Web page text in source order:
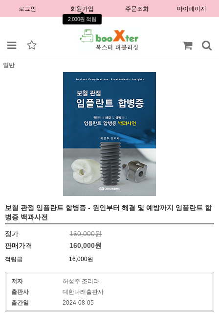
로그인 회원가입
2,000원 적립
주문조회 마이페이지
일반
보철 관점 임플란트 합병증 - 원인부터 해결 및 예방까지 임플란트 합
병증 백과사전
정가
160,000원
판매가격
160,000원
적립금 16,000원
저자
허성주 조리라
출판사
대한나래출판사
출간일
2024-08-05